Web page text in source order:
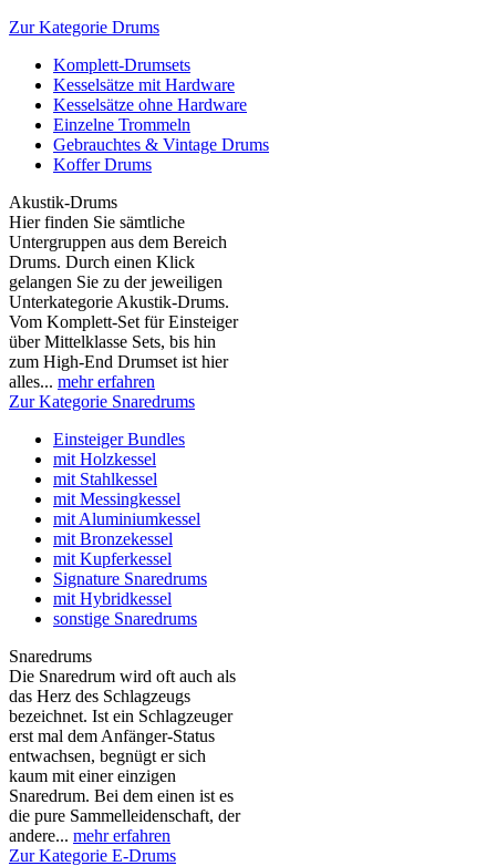
Zur Kategorie Drums
Komplett-Drumsets
Kesselsätze mit Hardware
Kesselsätze ohne Hardware
Einzelne Trommeln
Gebrauchtes & Vintage Drums
Koffer Drums
Akustik-Drums
Hier finden Sie sämtliche
Untergruppen aus dem Bereich
Drums. Durch einen Klick
gelangen Sie zu der jeweiligen
Unterkategorie Akustik-Drums.
Vom Komplett-Set für Einsteiger
über Mittelklasse Sets, bis hin
zum High-End Drumset ist hier
alles... mehr erfahren
Zur Kategorie Snaredrums
Einsteiger Bundles
mit Holzkessel
mit Stahlkessel
mit Messingkessel
mit Aluminiumkessel
mit Bronzekessel
mit Kupferkessel
Signature Snaredrums
mit Hybridkessel
sonstige Snaredrums
Snaredrums
Die Snaredrum wird oft auch als
das Herz des Schlagzeugs
bezeichnet. Ist ein Schlagzeuger
erst mal dem Anfänger-Status
entwachsen, begnügt er sich
kaum mit einer einzigen
Snaredrum. Bei dem einen ist es
die pure Sammelleidenschaft, der
andere... mehr erfahren
Zur Kategorie E-Drums